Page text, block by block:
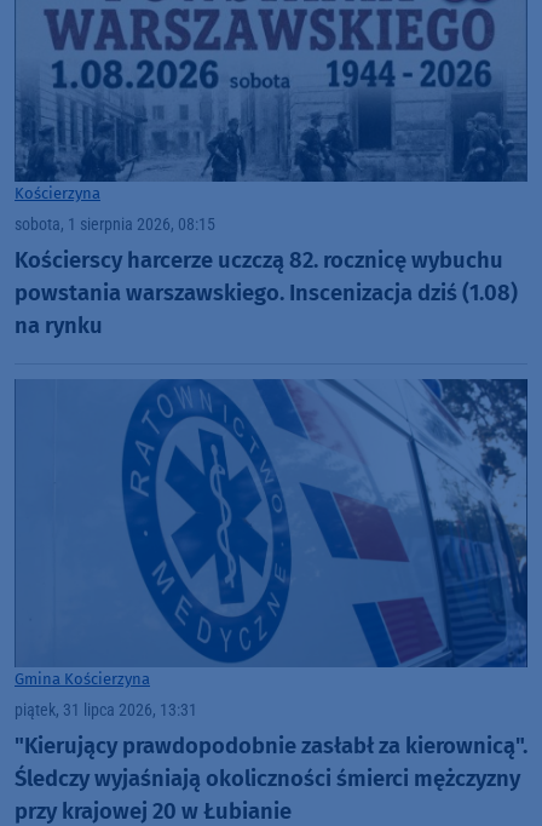
Kościerzyna
sobota, 1 sierpnia 2026, 08:15
Kościerscy harcerze uczczą 82. rocznicę wybuchu
powstania warszawskiego. Inscenizacja dziś (1.08)
na rynku
Gmina Kościerzyna
piątek, 31 lipca 2026, 13:31
"Kierujący prawdopodobnie zasłabł za kierownicą".
Śledczy wyjaśniają okoliczności śmierci mężczyzny
przy krajowej 20 w Łubianie